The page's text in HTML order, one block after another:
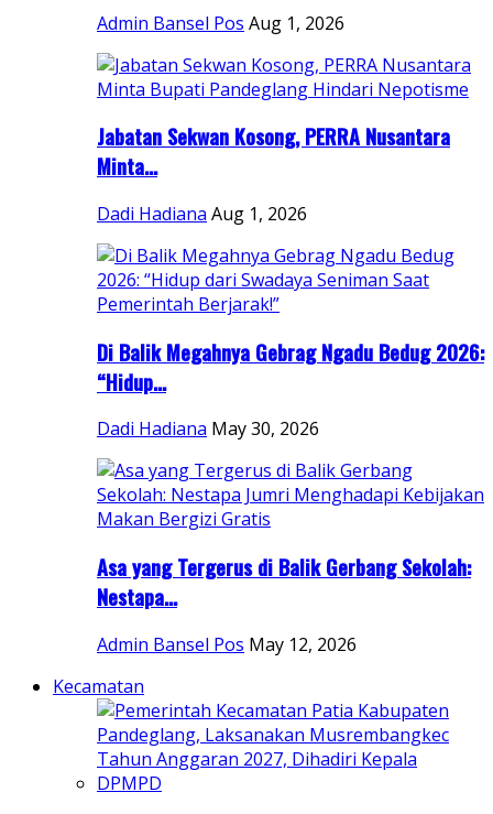
Admin Bansel Pos Aug 1, 2026
Jabatan Sekwan Kosong, PERRA Nusantara
Minta...
Dadi Hadiana Aug 1, 2026
Di Balik Megahnya Gebrag Ngadu Bedug 2026:
“Hidup...
Dadi Hadiana May 30, 2026
Asa yang Tergerus di Balik Gerbang Sekolah:
Nestapa...
Admin Bansel Pos May 12, 2026
Kecamatan